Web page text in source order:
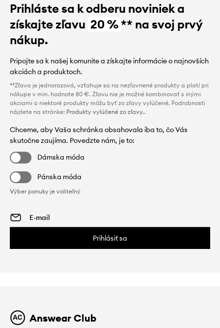
Prihláste sa k odberu noviniek a
získajte zľavu 20 %** na svoj prvý
nákup.
Pripojte sa k našej komunite a získajte informácie o najnovších
akciách a produktoch.
**Zľava je jednorazová, vzťahuje sa na nezľavnené produkty a platí pri
nákupe v min. hodnote 80 €. Zľavu nie je možné kombinovať s inými
akciami a niektoré produkty môžu byť zo zľavy vylúčené. Podrobnosti
nájdete na stránke: Produkty vylúčené zo zľavy..
Chceme, aby Vaša schránka obsahovala iba to, čo Vás
skutočne zaujíma. Povedzte nám, je to:
Dámska móda
Pánska móda
Výber ponuky je voliteľný
Prihlásiť sa
Answear Club